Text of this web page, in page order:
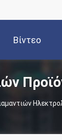
Βίντεο